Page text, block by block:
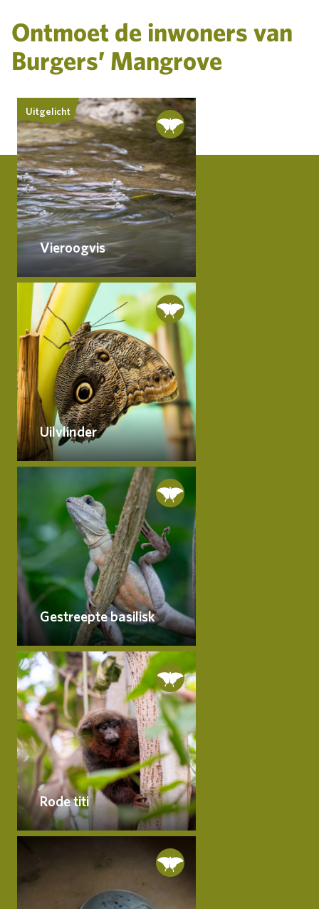
Ontmoet de inwoners van
Burgers’ Mangrove
Uitgelicht
Vieroogvis
Uilvlinder
Gestreepte basilisk
Rode titi